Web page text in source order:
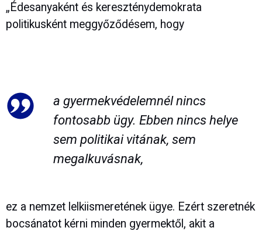
„Édesanyaként és kereszténydemokrata
politikusként meggyőződésem, hogy
a gyermekvédelemnél nincs
fontosabb ügy. Ebben nincs helye
sem politikai vitának, sem
megalkuvásnak,
ez a nemzet lelkiismeretének ügye. Ezért szeretnék
bocsánatot kérni minden gyermektől, akit a